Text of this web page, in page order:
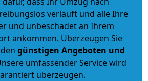
verläuft und alle Ihre
und unbeschadet an Ihrem
ankommen. Überzeugen Sie
günstigen Angeboten und
umfassender Service wird
überzeugen.